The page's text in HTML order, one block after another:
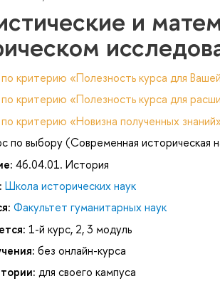
и
критерию «Полезность курса для
критерию «Полезность курса для
критерию «Новизна полученных
по выбору (Современная историческая
46.04.01. История
Школа исторических наук
Факультет гуманитарных наук
1-й курс, 2, 3 модуль
без онлайн-курса
для своего кампуса